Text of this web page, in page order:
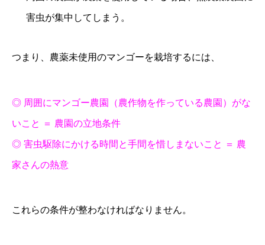
害虫が集中してしまう。
つまり、農薬未使用のマンゴーを栽培するには、
◎ 周囲にマンゴー農園（農作物を作っている農園）がな
いこと ＝ 農園の立地条件
◎ 害虫駆除にかける時間と手間を惜しまないこと ＝ 農
家さんの熱意
これらの条件が整わなければなりません。